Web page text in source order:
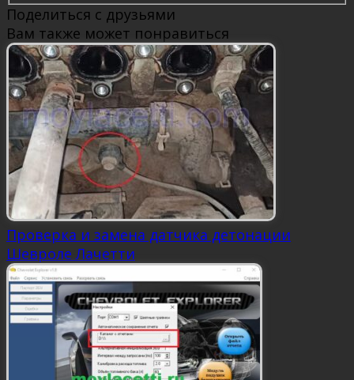
Поделиться с друзьями
Вам также может понравиться
Проверка и замена датчика детонации
Шевроле Лачетти